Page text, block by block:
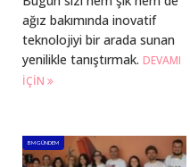
ağız bakımında inovatif
teknolojiyi bir arada sunan
yenilikle tanıştırmak. DEVAMI
IÇIN
BM GÜNDEM